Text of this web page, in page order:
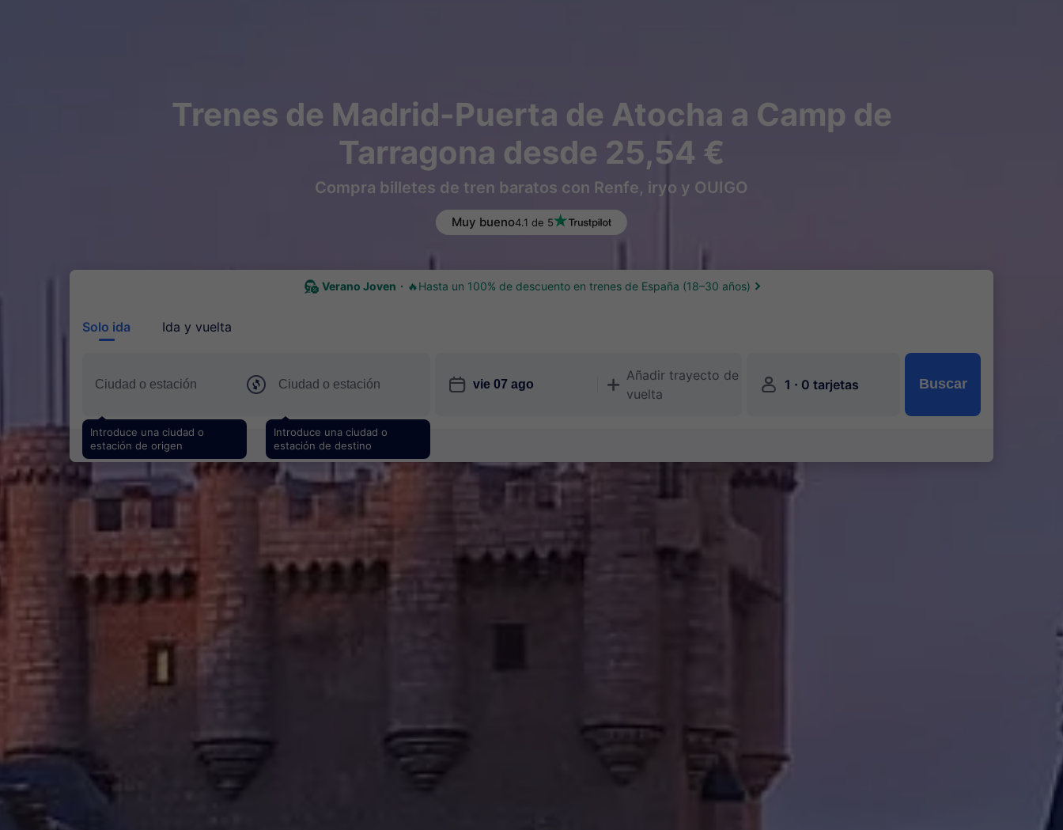
Trenes de Madrid-Puerta de Atocha a Camp de
Tarragona desde 25,54 €
Compra billetes de tren baratos con Renfe, iryo y OUIGO
Muy bueno4.1 de 5
Verano Joven 🔥Hasta un 100% de descuento en trenes de España (18–30 años)
Solo ida Ida y vuelta
Introduce una ciudad o
estación de origen
Introduce una ciudad o
estación de destino
󱎗 󱅇
Añadir trayecto de
vuelta
󱍂 1 · 0 tarjetas Buscar